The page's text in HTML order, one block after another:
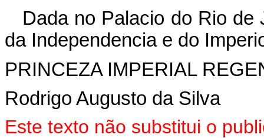
Dada no Palacio do Rio de
da Independencia e do
PRINCEZA IMPERIAL
Rodrigo Augusto da Silva
Este texto não substitui o